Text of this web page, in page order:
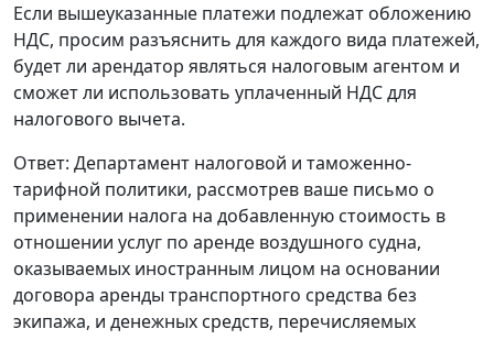
Если вышеуказанные платежи подлежат обложению
НДС, просим разъяснить для каждого вида платежей,
будет ли арендатор являться налоговым агентом и
сможет ли использовать уплаченный НДС для
налогового вычета.
Ответ: Департамент налоговой и таможенно-
тарифной политики, рассмотрев ваше письмо о
применении налога на добавленную стоимость в
отношении услуг по аренде воздушного судна,
оказываемых иностранным лицом на основании
договора аренды транспортного средства без
экипажа, и денежных средств, перечисляемых